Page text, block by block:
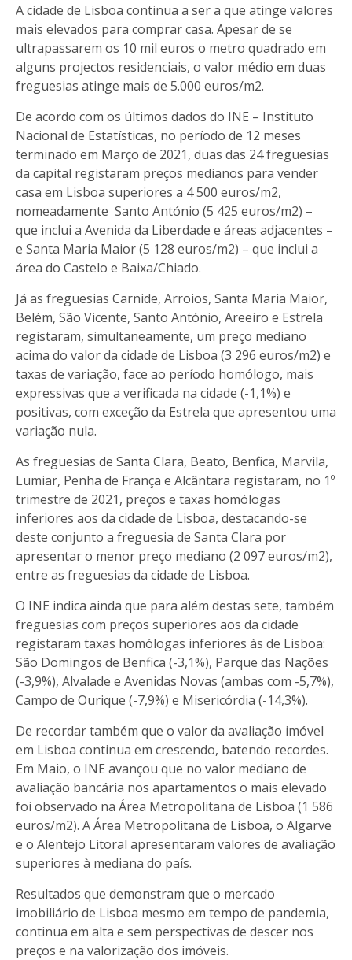
A cidade de Lisboa continua a ser a que atinge valores
mais elevados para comprar casa. Apesar de se
ultrapassarem os 10 mil euros o metro quadrado em
alguns projectos residenciais, o valor médio em duas
freguesias atinge mais de 5.000 euros/m2.
De acordo com os últimos dados do INE – Instituto
Nacional de Estatísticas, no período de 12 meses
terminado em Março de 2021, duas das 24 freguesias
da capital registaram preços medianos para vender
casa em Lisboa superiores a 4 500 euros/m2,
nomeadamente Santo António (5 425 euros/m2) –
que inclui a Avenida da Liberdade e áreas adjacentes –
e Santa Maria Maior (5 128 euros/m2) – que inclui a
área do Castelo e Baixa/Chiado.
Já as freguesias Carnide, Arroios, Santa Maria Maior,
Belém, São Vicente, Santo António, Areeiro e Estrela
registaram, simultaneamente, um preço mediano
acima do valor da cidade de Lisboa (3 296 euros/m2) e
taxas de variação, face ao período homólogo, mais
expressivas que a verificada na cidade (-1,1%) e
positivas, com exceção da Estrela que apresentou uma
variação nula.
As freguesias de Santa Clara, Beato, Benfica, Marvila,
Lumiar, Penha de França e Alcântara registaram, no 1º
trimestre de 2021, preços e taxas homólogas
inferiores aos da cidade de Lisboa, destacando-se
deste conjunto a freguesia de Santa Clara por
apresentar o menor preço mediano (2 097 euros/m2),
entre as freguesias da cidade de Lisboa.
O INE indica ainda que para além destas sete, também
freguesias com preços superiores aos da cidade
registaram taxas homólogas inferiores às de Lisboa:
São Domingos de Benfica (-3,1%), Parque das Nações
(-3,9%), Alvalade e Avenidas Novas (ambas com -5,7%),
Campo de Ourique (-7,9%) e Misericórdia (-14,3%).
De recordar também que o valor da avaliação imóvel
em Lisboa continua em crescendo, batendo recordes.
Em Maio, o INE avançou que no valor mediano de
avaliação bancária nos apartamentos o mais elevado
foi observado na Área Metropolitana de Lisboa (1 586
euros/m2). A Área Metropolitana de Lisboa, o Algarve
e o Alentejo Litoral apresentaram valores de avaliação
superiores à mediana do país.
Resultados que demonstram que o mercado
imobiliário de Lisboa mesmo em tempo de pandemia,
continua em alta e sem perspectivas de descer nos
preços e na valorização dos imóveis.